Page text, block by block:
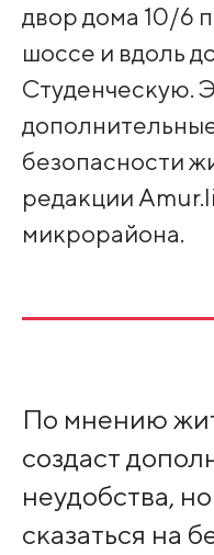
двор дома 10/6
шоссе и вдоль
Студенческую.
безопасности
редакции
микрорайона.
По мнению
создаст
неудобства,
сказаться на